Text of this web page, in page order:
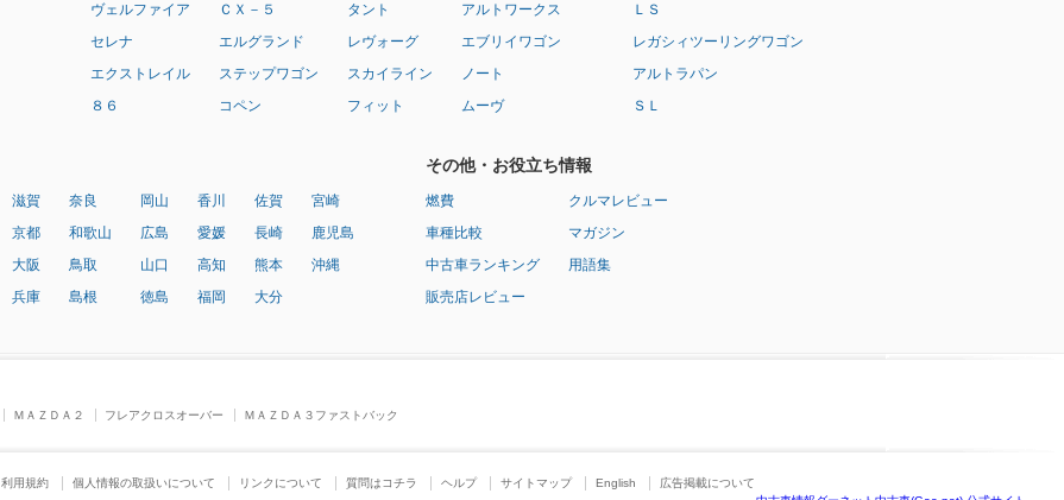
ヴェルファイア
セレナ
エクストレイル
８６
ＣＸ－５
エルグランド
ステップワゴン
コペン
タント
レヴォーグ
スカイライン
フィット
アルトワークス
エブリイワゴン
ノート
ムーヴ
ＬＳ
レガシィツーリングワゴン
アルトラパン
ＳＬ
滋賀
京都
大阪
兵庫
奈良
和歌山
鳥取
島根
岡山
広島
山口
徳島
香川
愛媛
高知
福岡
佐賀
長崎
熊本
大分
宮崎
鹿児島
沖縄
その他・お役立ち情報
燃費
車種比較
中古車ランキング
販売店レビュー
クルマレビュー
マガジン
用語集
ＭＡＺＤＡ２ フレアクロスオーバー ＭＡＺＤＡ３ファストバック
利用規約 個人情報の取扱いについて リンクについて 質問はコチラ ヘルプ サイトマップ English
広告掲載について